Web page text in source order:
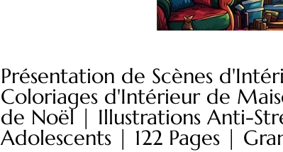
Présentation de Scènes
Coloriages d'Intérieur de
de Noël | Illustrations Anti-
Adolescents | 122 Pages |